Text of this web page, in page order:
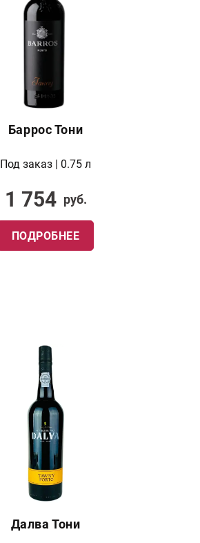
Баррос Тони
Под заказ | 0.75 л
1 754 руб.
ПОДРОБНЕЕ
Далва Тони